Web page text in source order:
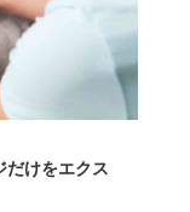
けをエクス